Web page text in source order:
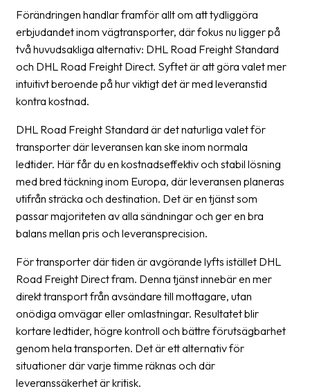
Upphämtningar
Manualer
Nedladdningar
Streckkodsläsare
Kundtjänst
Om
företaget
Om
Fraktjakt
Pressrum
Medarbetare
Jobb
&
karriär
Nyhetsarkiv
Förändringen handlar framför allt om att tydliggöra
erbjudandet inom vägtransporter, där fokus nu ligger på
två huvudsakliga alternativ: DHL Road Freight Standard
och DHL Road Freight Direct. Syftet är att göra valet mer
intuitivt beroende på hur viktigt det är med leveranstid
kontra kostnad.
DHL Road Freight Standard är det naturliga valet för
transporter där leveransen kan ske inom normala
ledtider. Här får du en kostnadseffektiv och stabil lösning
med bred täckning inom Europa, där leveransen planeras
utifrån sträcka och destination. Det är en tjänst som
passar majoriteten av alla sändningar och ger en bra
balans mellan pris och leveransprecision.
För transporter där tiden är avgörande lyfts istället DHL
Road Freight Direct fram. Denna tjänst innebär en mer
direkt transport från avsändare till mottagare, utan
onödiga omvägar eller omlastningar. Resultatet blir
kortare ledtider, högre kontroll och bättre förutsägbarhet
genom hela transporten. Det är ett alternativ för
situationer där varje timme räknas och där
leveranssäkerhet är kritisk.